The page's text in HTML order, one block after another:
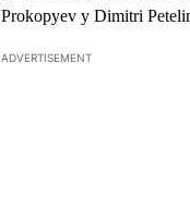
Prokopyev y Dimitri
ADVERTISEMENT